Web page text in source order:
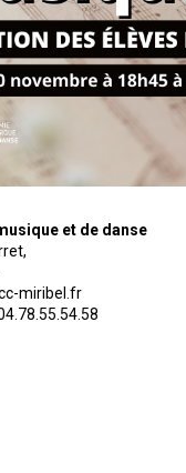
et de danse
miribel.fr